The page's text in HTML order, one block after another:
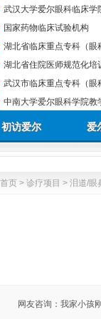
武汉大学爱尔眼科临床学
国家药物临床试验机构
湖北省临床重点专科（眼
湖北省住院医师规范化培
武汉市临床重点专科（眼
中南大学爱尔眼科学院教
初访爱尔 爱
首页 > 诊疗项目 > 泪道/眼
网友咨询：我家小孩